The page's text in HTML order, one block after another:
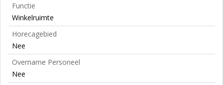
Functie
Winkelruimte
Horecagebied
Nee
Overname Personeel
Nee